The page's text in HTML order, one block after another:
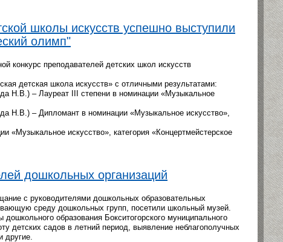
школы искусств успешно выступили
олимп"
конкурс преподавателей детских школ искусств
детская школа искусств» с отличными результатами:
Н.В.) – Лауреат III степени в номинации «Музыкальное
Н.В.) – Дипломант в номинации «Музыкальное искусство»,
«Музыкальное искусство», категория «Концертмейстерское
дошкольных организаций
с руководителями дошкольных образовательных
среду дошкольных групп, посетили школьный музей.
образования Бокситогорского муниципального
детских садов в летний период, выявление неблагополучных
другие.